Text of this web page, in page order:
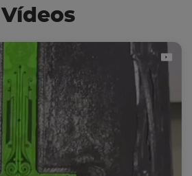
Vídeos